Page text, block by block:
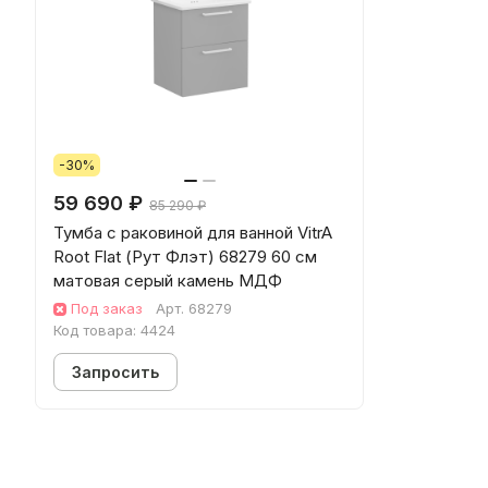
-30%
59 690 ₽ 85 290 ₽
Тумба с раковиной для ванной VitrA
Root Flat (Рут Флэт) 68279 60 см
матовая серый камень МДФ
Под заказ Арт. 68279
Код товара: 4424
Запросить